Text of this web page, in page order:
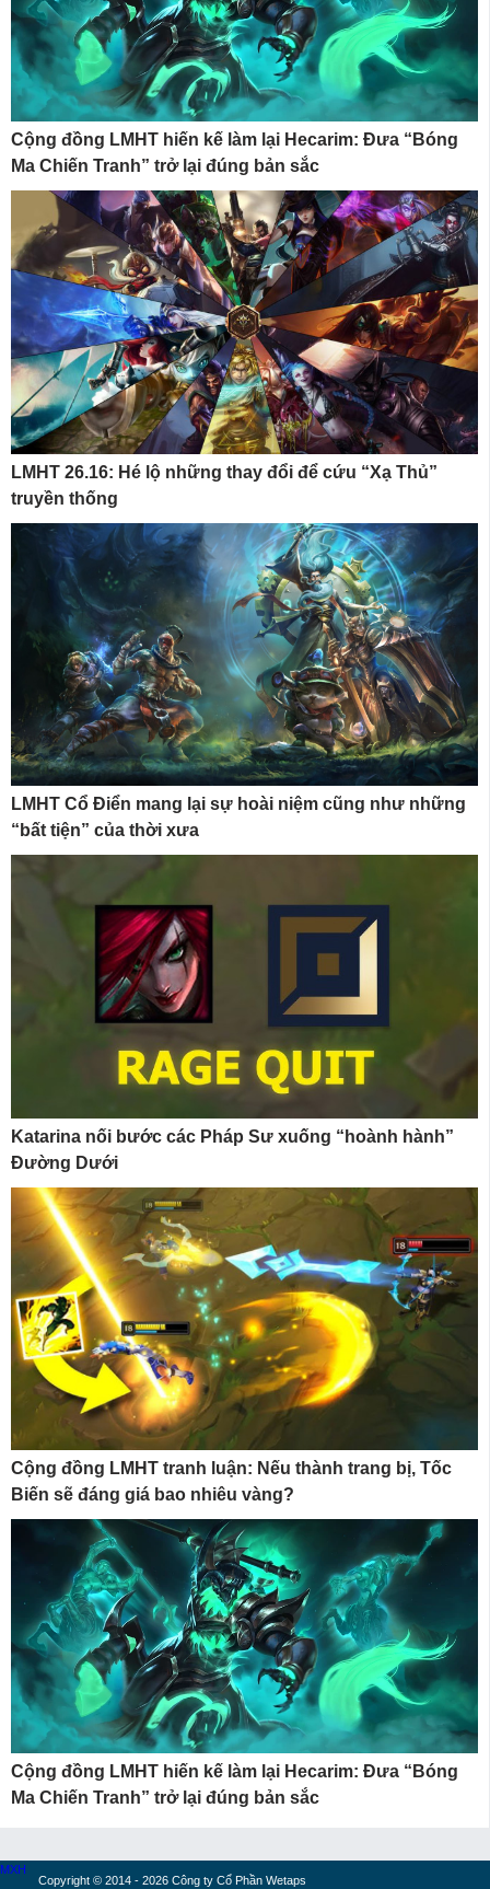
Cộng đồng LMHT hiến kế làm lại Hecarim: Đưa “Bóng
Ma Chiến Tranh” trở lại đúng bản sắc
LMHT 26.16: Hé lộ những thay đổi để cứu “Xạ Thủ”
truyền thống
LMHT Cổ Điển mang lại sự hoài niệm cũng như những
“bất tiện” của thời xưa
Katarina nối bước các Pháp Sư xuống “hoành hành”
Đường Dưới
Cộng đồng LMHT tranh luận: Nếu thành trang bị, Tốc
Biến sẽ đáng giá bao nhiêu vàng?
Cộng đồng LMHT hiến kế làm lại Hecarim: Đưa “Bóng
Ma Chiến Tranh” trở lại đúng bản sắc
Copyright © 2014 - 2026 Công ty Cổ Phần Wetaps
MXH